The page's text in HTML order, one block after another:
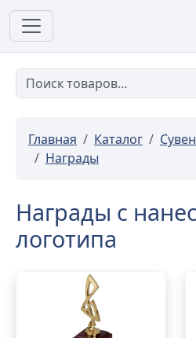
Главная Каталог
Награды
Награды с
логотипа